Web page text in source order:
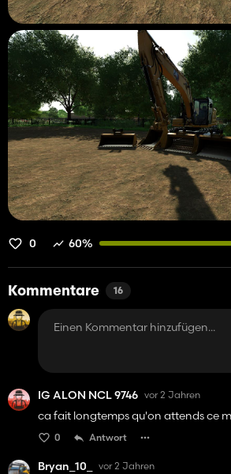
0 60%
Kommentare 16
IG ALON NCL 9746 vor 2 Jahren
ca fait longtemps qu'on attends ce
0 Antwort
Bryan_10_ vor 2 Jahren